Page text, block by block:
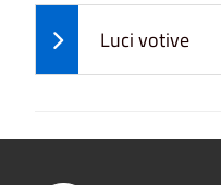
Luci votive